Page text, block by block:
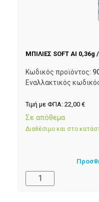
ΜΠΙΛΙΕΣ SOFT AI
Κωδικός προϊόντος:
Εναλλακτικός
Τιμή με ΦΠΑ: 22,00 €
Σε απόθεμα
Διαθέσιμο και στο